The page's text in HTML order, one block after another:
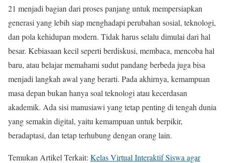
21 menjadi bagian dari proses panjang untuk mempersiapkan
generasi yang lebih siap menghadapi perubahan sosial, teknologi,
dan pola kehidupan modern. Tidak harus selalu dimulai dari hal
besar. Kebiasaan kecil seperti berdiskusi, membaca, mencoba hal
baru, atau belajar memahami sudut pandang berbeda juga bisa
menjadi langkah awal yang berarti. Pada akhirnya, kemampuan
masa depan bukan hanya soal teknologi atau kecerdasan
akademik. Ada sisi manusiawi yang tetap penting di tengah dunia
yang semakin digital, yaitu kemampuan untuk berpikir,
beradaptasi, dan tetap terhubung dengan orang lain.
Temukan Artikel Terkait: Kelas Virtual Interaktif Siswa agar